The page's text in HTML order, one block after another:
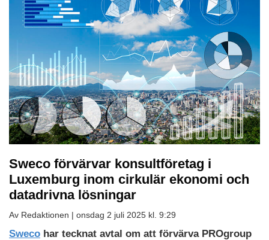
Sweco förvärvar konsultföretag i
Luxemburg inom cirkulär ekonomi och
datadrivna lösningar
Av Redaktionen | onsdag 2 juli 2025 kl. 9:29
Sweco har tecknat avtal om att förvärva PROgroup